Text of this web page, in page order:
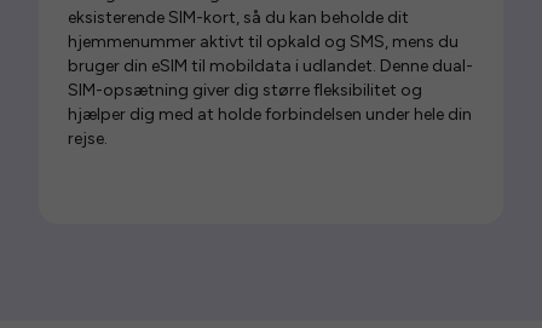
eksisterende SIM-kort, så du kan beholde dit
hjemmenummer aktivt til opkald og SMS, mens du
bruger din eSIM til mobildata i udlandet. Denne dual-
SIM-opsætning giver dig større fleksibilitet og
hjælper dig med at holde forbindelsen under hele din
rejse.